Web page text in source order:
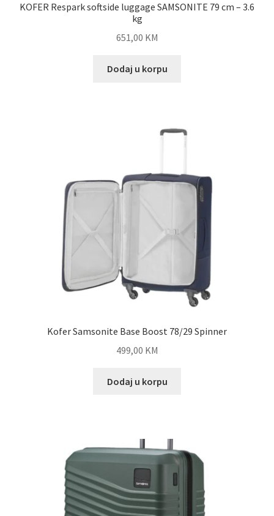
KOFER Respark softside luggage SAMSONITE 79 cm – 3.6
kg
651,00 KM
Dodaj u korpu
Kofer Samsonite Base Boost 78/29 Spinner
499,00 KM
Dodaj u korpu